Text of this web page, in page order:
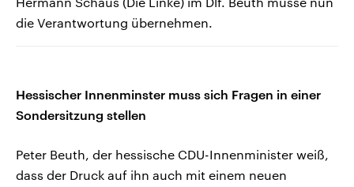
die Verantwortung übernehmen.
Hessischer Innenminster muss sich Fragen in einer
Sondersitzung stellen
Peter Beuth, der hessische CDU-Innenminister weiß,
dass der Druck auf ihn auch mit einem neuen